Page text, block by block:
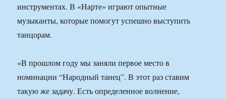
инструментах. В «Нарте» играют опытные
музыканты, которые помогут успешно выступить
танцорам.
«В прошлом году мы заняли первое место в
номинации “Народный танец”. В этот раз ставим
такую же задачу. Есть определенное волнение,